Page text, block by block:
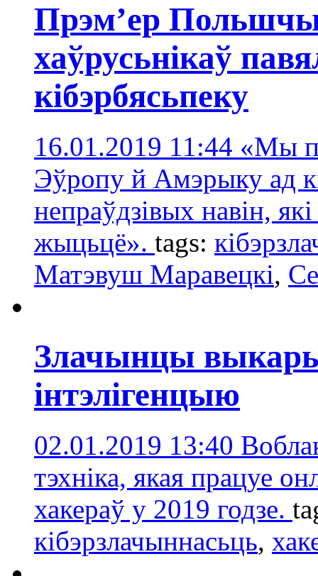
Прэм’ер Польшчы
хаўрусьнікаў
кібэрбясьпеку
16.01.2019 11:44 «Мы
Эўропу й Амэрыку ад
непраўдзівых навін,
жыцьцё». tags:
Матэвуш Маравецкі,
Злачынцы
інтэлігенцыю
02.01.2019 13:40
тэхніка, якая працуе
хакераў у 2019 годзе.
кібэрзлачыннасьць,